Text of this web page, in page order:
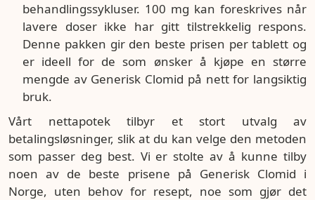
behandlingssykluser. 100 mg kan foreskrives når
lavere doser ikke har gitt tilstrekkelig respons.
Denne pakken gir den beste prisen per tablett og
er ideell for de som ønsker å kjøpe en større
mengde av Generisk Clomid på nett for langsiktig
bruk.
Vårt nettapotek tilbyr et stort utvalg av
betalingsløsninger, slik at du kan velge den metoden
som passer deg best. Vi er stolte av å kunne tilby
noen av de beste prisene på Generisk Clomid i
Norge, uten behov for resept, noe som gjør det